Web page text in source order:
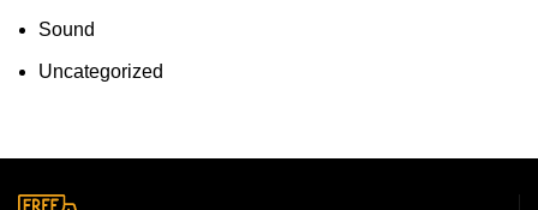
Sound
Uncategorized